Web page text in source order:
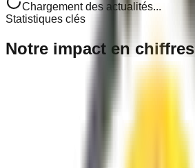
Chargement des actualités...
Statistiques clés
Notre impact en chiffres